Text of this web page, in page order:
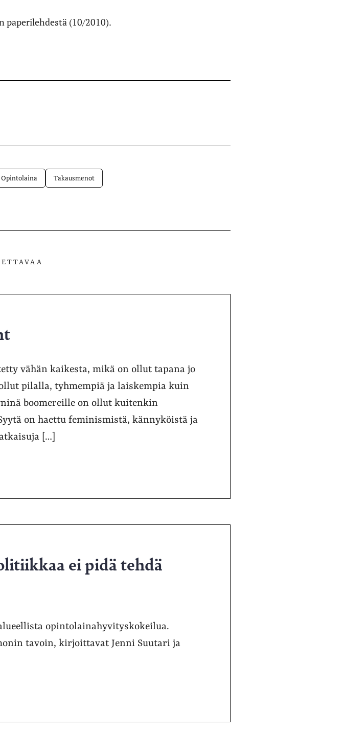
paperilehdestä (10/2010).
Opintolaina Takausmenot
vähän kaikesta, mikä on ollut tapana jo
pilalla, tyhmempiä ja laiskempia kuin
boomereille on ollut kuitenkin
on haettu feminismistä, kännyköistä ja
[…]
ei pidä tehdä
opintolainahyvityskokeilua.
tavoin, kirjoittavat Jenni Suutari ja